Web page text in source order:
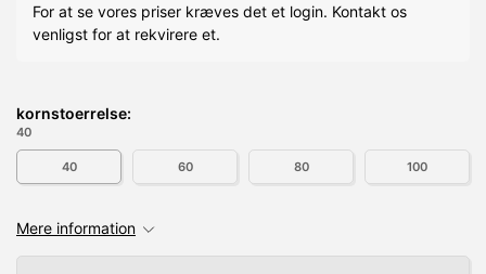
For at se vores priser kræves det et login. Kontakt os
venligst for at rekvirere et.
kornstoerrelse:
40
40 60 80 100
Mere information